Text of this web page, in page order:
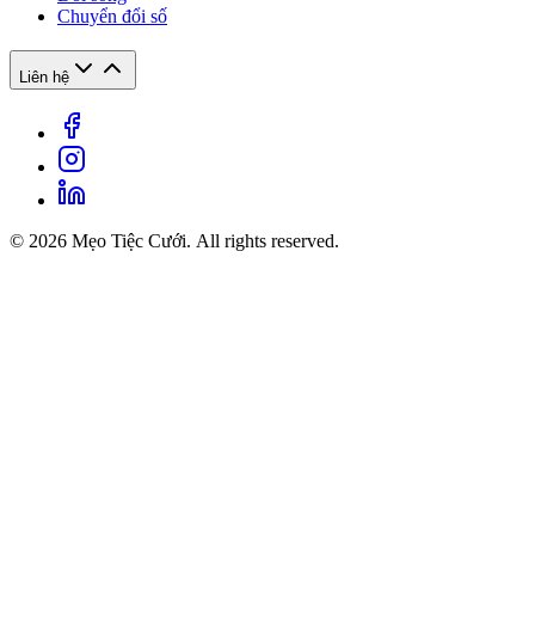
Chuyển đổi số
Liên hệ
© 2026 Mẹo Tiệc Cưới. All rights reserved.